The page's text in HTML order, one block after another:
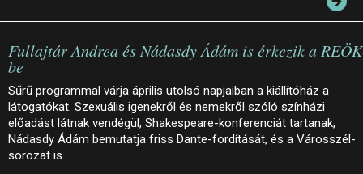
Fullajtár Andrea és Nádasdy Ádám is érkezik a
be
Sűrű programmal várja április utolsó napjaiban a kiállítóház a
látogatókat. Szexuális igenekről és nemekről szóló színházi
előadást látnak vendégül, Shakespeare-konferenciát tartanak,
Nádasdy Ádám bemutatja friss Dante-fordítását, és a Városszél-
sorozat is…